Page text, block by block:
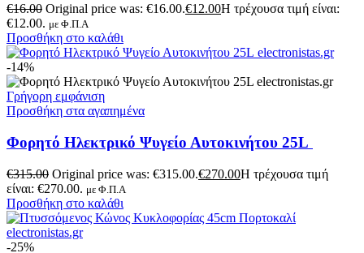
€16.00 Original price was: €16.00.€12.00Η τρέχουσα τιμή είναι:
€12.00. με Φ.Π.Α
Προσθήκη στο καλάθι
-14%
Γρήγορη εμφάνιση
Προσθήκη στα αγαπημένα
Φορητό Ηλεκτρικό Ψυγείο Αυτοκινήτου 25L
€315.00 Original price was: €315.00.€270.00Η τρέχουσα τιμή
είναι: €270.00. με Φ.Π.Α
Προσθήκη στο καλάθι
-25%